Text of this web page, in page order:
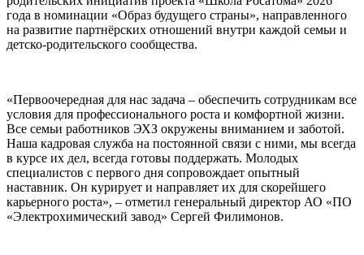
года в номинации «Образ будущего страны», направленного
на развитие партнёрских отношений внутри каждой семьи и
детско-родительского сообщества.
«Первоочередная для нас задача – обеспечить сотрудникам все
условия для профессионального роста и комфортной жизни.
Все семьи работников ЭХЗ окружены вниманием и заботой.
Наша кадровая служба на постоянной связи с ними, мы всегда
в курсе их дел, всегда готовы поддержать. Молодых
специалистов с первого дня сопровождает опытный
наставник. Он курирует и направляет их для скорейшего
карьерного роста», – отметил генеральный директор АО «ПО
«Электрохимический завод» Сергей Филимонов.